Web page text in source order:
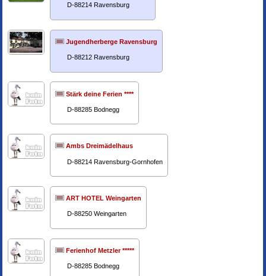
D-88214 Ravensburg
Jugendherberge Ravensburg
D-88212 Ravensburg
Stärk deine Ferien ****
D-88285 Bodnegg
Ambs Dreimädelhaus
D-88214 Ravensburg-Gornhofen
ART HOTEL Weingarten
D-88250 Weingarten
Ferienhof Metzler *****
D-88285 Bodnegg